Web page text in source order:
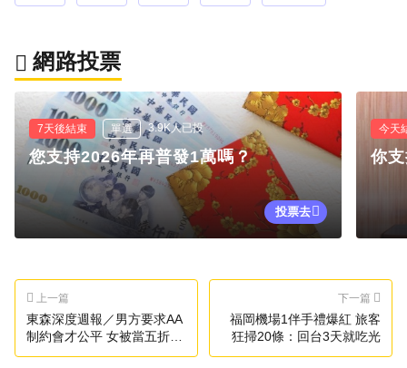
網路投票
7天後結束 單選 3.9K人已投
您支持2026年再普發1萬嗎？
投票去
今天
你
上一篇
東森深度週報／男方要求AA
制約會才公平 女被當五折券
氣炸
下一篇
福岡機場1伴手禮爆紅 旅客
狂掃20條：回台3天就吃光